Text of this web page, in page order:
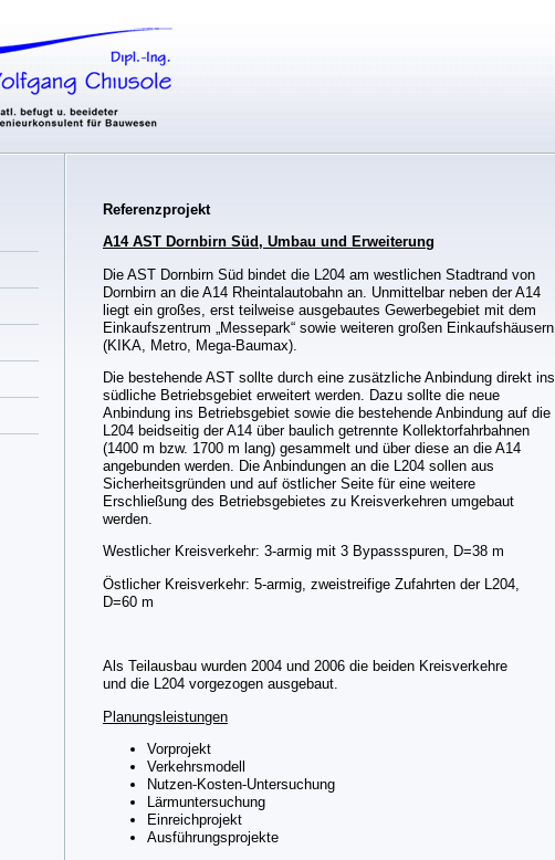
Referenzprojekt
A14 AST Dornbirn Süd, Umbau und Erweiterung
Die AST Dornbirn Süd bindet die L204 am westlichen Stadtrand von
Dornbirn an die A14 Rheintalautobahn an. Unmittelbar neben der A14
liegt ein großes, erst teilweise ausgebautes Gewerbegebiet mit dem
Einkaufszentrum „Messepark“ sowie weiteren großen Einkaufshäusern
(KIKA, Metro, Mega-Baumax).
Die bestehende AST sollte durch eine zusätzliche Anbindung direkt ins
südliche Betriebsgebiet erweitert werden. Dazu sollte die neue
Anbindung ins Betriebsgebiet sowie die bestehende Anbindung auf die
L204 beidseitig der A14 über baulich getrennte Kollektorfahrbahnen
(1400 m bzw. 1700 m lang) gesammelt und über diese an die A14
angebunden werden. Die Anbindungen an die L204 sollen aus
Sicherheitsgründen und auf östlicher Seite für eine weitere
Erschließung des Betriebsgebietes zu Kreisverkehren umgebaut
werden.
Westlicher Kreisverkehr: 3-armig mit 3 Bypassspuren, D=38 m
Östlicher Kreisverkehr: 5-armig, zweistreifige Zufahrten der L204,
D=60 m
Als Teilausbau wurden 2004 und 2006 die beiden Kreisverkehre
und die L204 vorgezogen ausgebaut.
Planungsleistungen
Vorprojekt
Verkehrsmodell
Nutzen-Kosten-Untersuchung
Lärmuntersuchung
Einreichprojekt
Ausführungsprojekte